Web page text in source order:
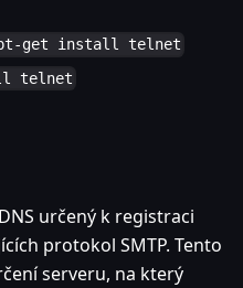
get install telnet
telnet
určený k registraci
protokol SMTP. Tento
serveru, na který